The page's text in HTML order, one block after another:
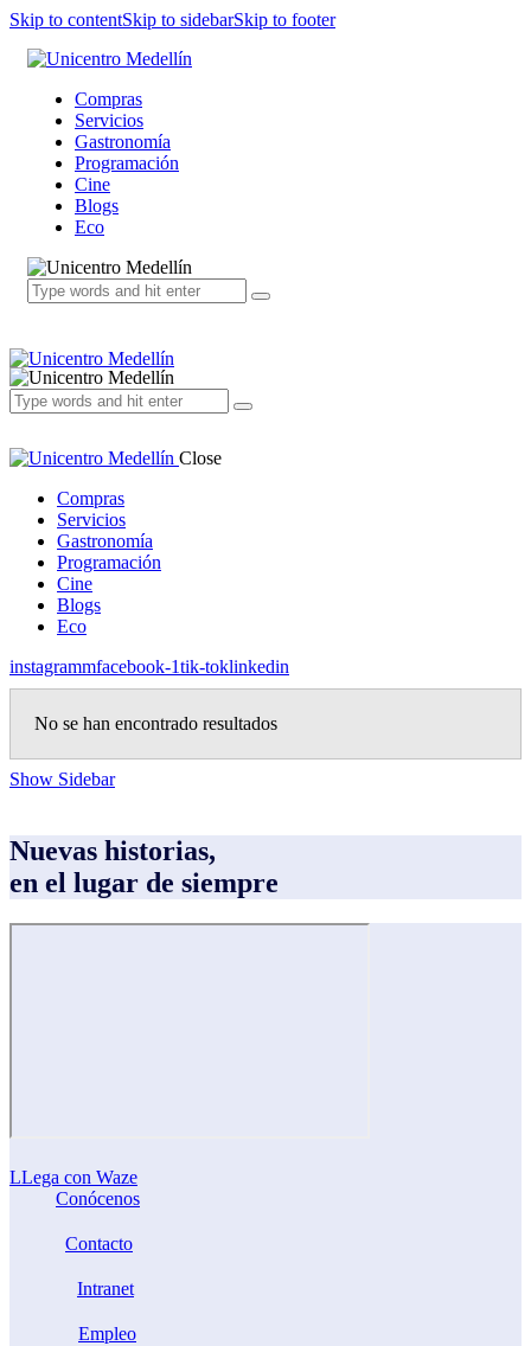
Skip to contentSkip to sidebarSkip to footer
Compras
Servicios
Gastronomía
Programación
Cine
Blogs
Eco
Close
Compras
Servicios
Gastronomía
Programación
Cine
Blogs
Eco
instagrammfacebook-1tik-toklinkedin
No se han encontrado resultados
Show Sidebar
Nuevas historias,
en el lugar de siempre
LLega con Waze
Conócenos
Contacto
Intranet
Empleo